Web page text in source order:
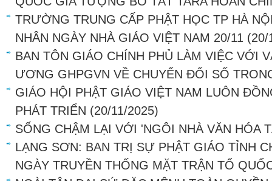
TRƯỜNG TRUNG CẤP PHẬT HỌC TP HÀ
NHÂN NGÀY NHÀ GIÁO VIỆT NAM 20/11 (20/
BAN TÔN GIÁO CHÍNH PHỦ LÀM VIỆC VỚI
ƯƠNG GHPGVN VỀ CHUYỂN ĐỔI SỐ
GIÁO HỘI PHẬT GIÁO VIỆT NAM LUÔN
PHÁT TRIỂN (20/11/2025)
SỐNG CHẬM LẠI VỚI 'NGÔI NHÀ VĂN HÓA
LẠNG SƠN: BAN TRỊ SỰ PHẬT GIÁO TỈNH
NGÀY TRUYỀN THỐNG MẶT TRẬN TỔ